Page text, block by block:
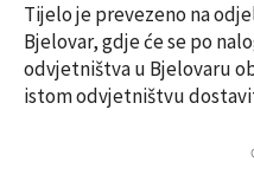
Tijelo je prevezeno na
Bjelovar, gdje će se po
odvjetništva u Bjelovaru
istom odvjetništvu